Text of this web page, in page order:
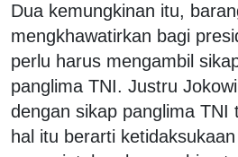
Dua kemungkinan itu,
mengkhawatirkan bagi
perlu harus mengambil
panglima TNI. Justru
dengan sikap panglima TNI
hal itu berarti